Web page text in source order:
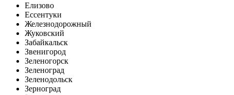
Елизово
Ессентуки
Железнодорожный
Жуковский
Забайкальск
Звенигород
Зеленогорск
Зеленоград
Зеленодольск
Зерноград